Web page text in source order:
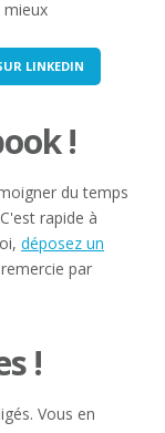
mieux
LINKEDIN
!
du temps
rapide à
déposez un
par
!
Vous en